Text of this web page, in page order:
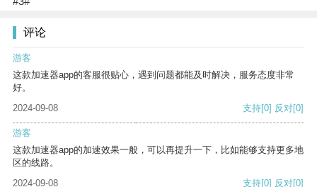
评论
游客
这款加速器app的客服很贴心，遇到问题都能及时解决，服务态度非常
好。
2024-09-08
支持[0] 反对[0]
游客
这款加速器app的加速效果一般，可以再提升一下，比如能够支持更多地
区的线路。
2024-09-08
支持[0] 反对[0]